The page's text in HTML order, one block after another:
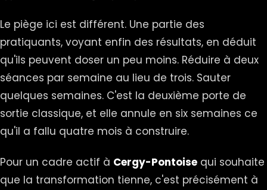
Le piège ici est différent. Une partie des
pratiquants, voyant enfin des résultats, en déduit
qu'ils peuvent doser un peu moins. Réduire à deux
séances par semaine au lieu de trois. Sauter
quelques semaines. C'est la deuxième porte de
sortie classique, et elle annule en six semaines ce
qu'il a fallu quatre mois à construire.
Pour un cadre actif à Cergy-Pontoise qui souhaite
que la transformation tienne, c'est précisément à